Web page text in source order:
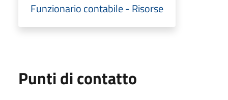
Funzionario contabile - Risorse
Punti di contatto